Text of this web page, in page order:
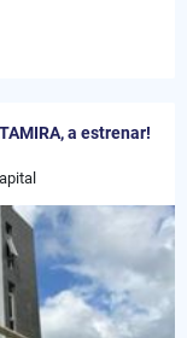
a estrenar!